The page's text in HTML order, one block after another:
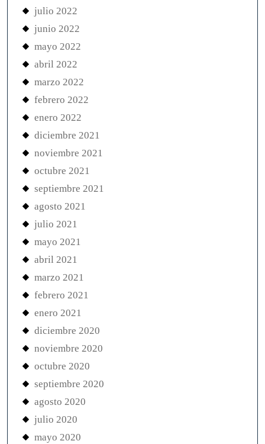
julio 2022
junio 2022
mayo 2022
abril 2022
marzo 2022
febrero 2022
enero 2022
diciembre 2021
noviembre 2021
octubre 2021
septiembre 2021
agosto 2021
julio 2021
mayo 2021
abril 2021
marzo 2021
febrero 2021
enero 2021
diciembre 2020
noviembre 2020
octubre 2020
septiembre 2020
agosto 2020
julio 2020
mayo 2020